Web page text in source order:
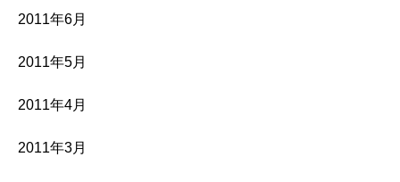
2011年6月
2011年5月
2011年4月
2011年3月